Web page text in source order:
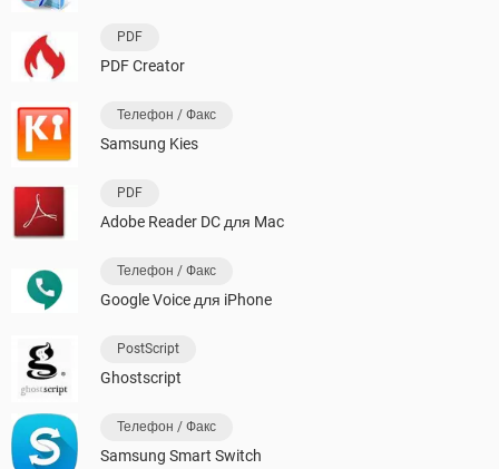
PDF
PDF Creator
Телефон / Факс
Samsung Kies
PDF
Adobe Reader DC для Mac
Телефон / Факс
Google Voice для iPhone
PostScript
Ghostscript
Телефон / Факс
Samsung Smart Switch